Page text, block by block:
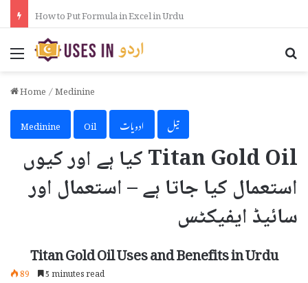
How to Activate iPhone Using 3uTools in Urdu
Menu
Home/Medinine
Medinine
Oil ادویات تیل
Titan Gold Oil کیا ہے اور کیوں
استعمال کیا جاتا ہے – استعمال اور
سائیڈ ایفیکٹس
Titan Gold Oil Uses and Benefits in Urdu
89 5 minutes read